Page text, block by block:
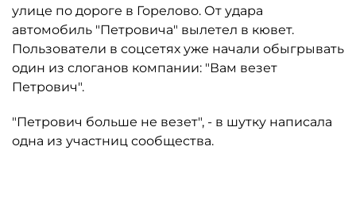
улице по дороге в Горелово. От удара
автомобиль "Петровича" вылетел в кювет.
Пользователи в соцсетях уже начали обыгрывать
один из слоганов компании: "Вам везет
Петрович".
"Петрович больше не везет", - в шутку написала
одна из участниц сообщества.